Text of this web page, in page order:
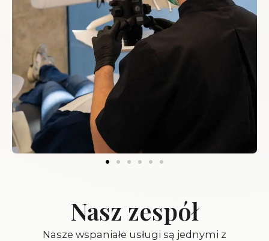
Nasz zespół
Nasze wspaniałe usługi są jednymi z